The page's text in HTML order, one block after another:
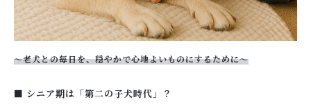
〜老犬との毎日を、穏やかで心地よいものにするために〜
■ シニア期は「第二の子犬時代」？